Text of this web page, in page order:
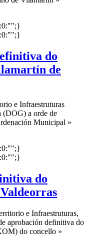
do
de
e Infraestruturas
a orde de
Municipal »
do
e Infraestruturas,
aprobación definitiva do
do concello »